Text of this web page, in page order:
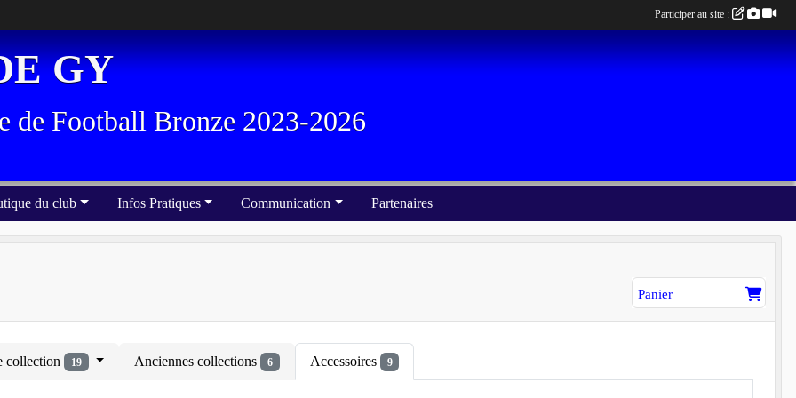
GY
de Football Bronze 2023-2026
du club Infos Pratiques Communication Partenaires
Panier
collection 19 Anciennes collections 6 Accessoires 9
Participer au site :